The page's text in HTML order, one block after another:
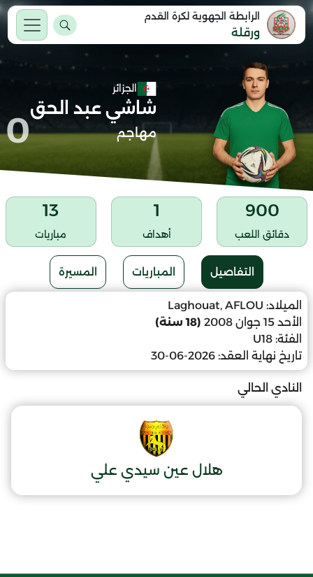
الرابطة الجهوية لكرة القدم
ورقلة
الجزائر
شاشي عبد الحق
مهاجم 0
900
دقائق اللعب
1
أهداف
13
مباريات
التفاصيل المباريات المسيرة
الميلاد: Laghouat, AFLOU
الأحد 15 جوان 2008
(18 سنة)
الفئة: U18
تاريخ نهاية العقد: 2026-06-30
النادي الحالي
هلال عين سيدي علي